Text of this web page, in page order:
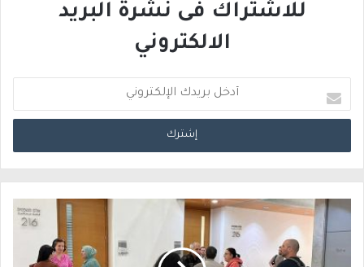
للاشتراك فى نشرة البريد
الالكتروني
د
خ
ر